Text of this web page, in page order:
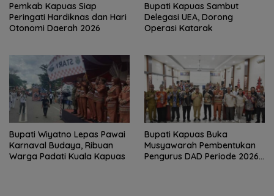
‎Pemkab Kapuas Siap
Peringati Hardiknas dan Hari
Otonomi Daerah 2026
Bupati Kapuas Sambut
Delegasi UEA, Dorong
Operasi Katarak
Bupati Wiyatno Lepas Pawai
Karnaval Budaya, Ribuan
Warga Padati Kuala Kapuas
Bupati Kapuas Buka
Musyawarah Pembentukan
Pengurus DAD Periode 2026–